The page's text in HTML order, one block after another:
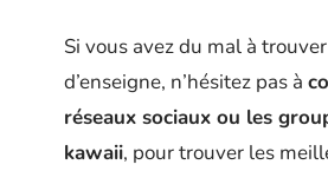
Si vous avez du mal à
d’enseigne, n’hésitez pas à
réseaux sociaux ou les
kawaii, pour trouver les